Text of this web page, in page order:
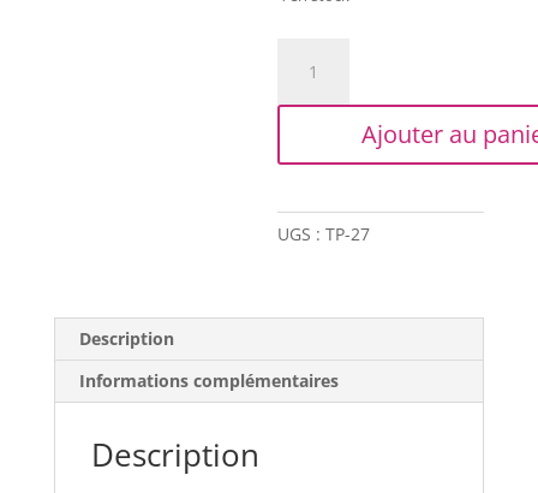
Trapilho
:
Ajouter au
UGS :TP-27
Description
Informations complémentaires
Description